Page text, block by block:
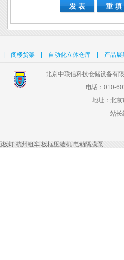
阁楼货架 自动化立体仓库 产品展
北京中联信科技仓储设备有
电话：010-
地址：北
站长
板灯 杭州租车 板框压滤机 电动隔膜泵